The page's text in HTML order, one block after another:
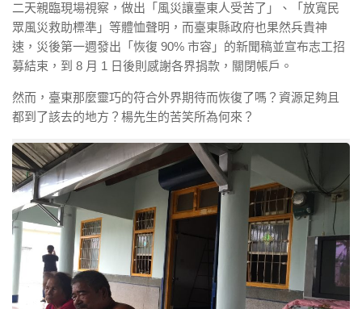
二天親臨現場視察，做出「風災讓臺東人受苦了」、「放寬民
眾風災救助標準」等體恤聲明，而臺東縣政府也果然兵貴神
速，災後第一週發出「恢復 90% 市容」的新聞稿並宣布志工招
募結束，到 8 月 1 日後則感謝各界捐款，關閉帳戶。
然而，臺東那麼靈巧的符合外界期待而恢復了嗎？資源足夠且
都到了該去的地方？楊先生的苦笑所為何來？